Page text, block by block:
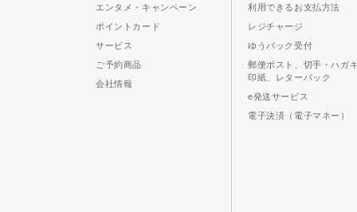
エンタメ・キャンペーン
ポイントカード
サービス
ご予約商品
会社情報
利用できるお支払方法
レジチャージ
ゆうパック受付
郵便ポスト、切手・ハガ
印紙、レターパック
e発送サービス
電子決済（電子マネー）